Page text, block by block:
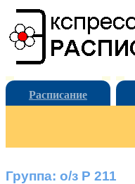
Расписание
Группа: о/з Р 211